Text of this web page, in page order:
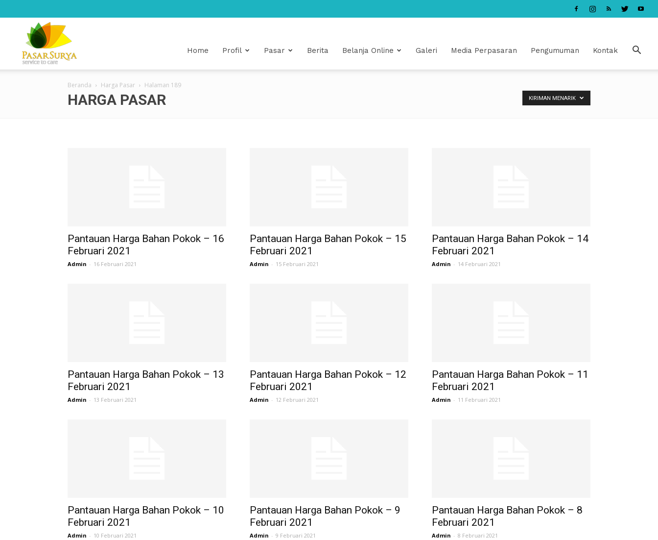
Surya
Home Profil Pasar Berita Belanja Online Galeri Media Perpasaran Pengumuman Kontak
Beranda Harga Pasar Halaman 189
HARGA PASAR KIRIMAN MENARIK
Pantauan Harga Bahan Pokok – 16
Februari 2021
Admin - 16 Februari 2021
Pantauan Harga Bahan Pokok – 15
Februari 2021
Admin - 15 Februari 2021
Pantauan Harga Bahan Pokok – 14
Februari 2021
Admin - 14 Februari 2021
Pantauan Harga Bahan Pokok – 13
Februari 2021
Admin - 13 Februari 2021
Pantauan Harga Bahan Pokok – 12
Februari 2021
Admin - 12 Februari 2021
Pantauan Harga Bahan Pokok – 11
Februari 2021
Admin - 11 Februari 2021
Pantauan Harga Bahan Pokok – 10
Februari 2021
Admin - 10 Februari 2021
Pantauan Harga Bahan Pokok – 9
Februari 2021
Admin - 9 Februari 2021
Pantauan Harga Bahan Pokok – 8
Februari 2021
Admin - 8 Februari 2021